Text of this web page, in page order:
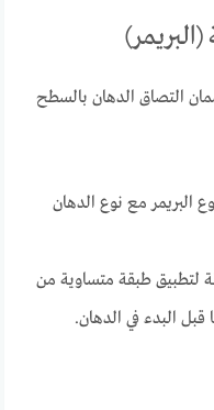
التصاق الدهان بالسطح
البريمر مع نوع الدهان
لتطبيق طبقة متساوية من
قبل البدء في الدهان.